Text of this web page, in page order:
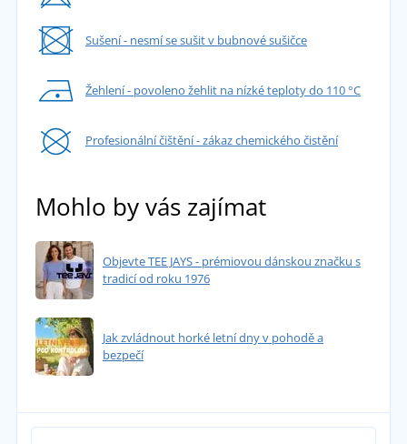
Sušení - nesmí se sušit v bubnové sušičce
Žehlení - povoleno žehlit na nízké teploty do 110 °C
Profesionální čištění - zákaz chemického čistění
Mohlo by vás zajímat
Objevte TEE JAYS - prémiovou dánskou značku s
tradicí od roku 1976
Jak zvládnout horké letní dny v pohodě a
bezpečí